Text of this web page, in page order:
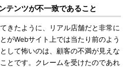
テンツが不一致であること
きたように、リアル店舗だと非常に
がWebサイト上では当たり前のよう
して怖いのは、顧客の不満が見えな
とです。クレームを受けたのであれ